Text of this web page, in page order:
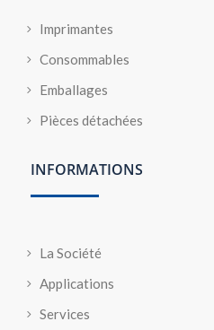
Imprimantes
Consommables
Emballages
Pièces détachées
INFORMATIONS
La Société
Applications
Services